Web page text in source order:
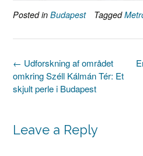
Posted in Budapest Tagged
Post
navigation
← Udforskning af området
omkring Széll Kálmán Tér: Et
skjult perle i Budapest
Leave a Reply